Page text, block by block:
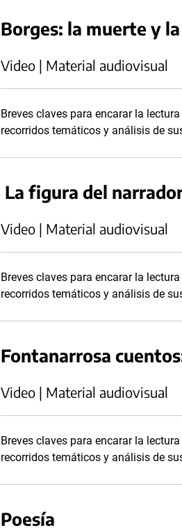
Borges: la muerte y
Video | Material audiovisual
Breves claves para encarar la
recorridos temáticos y análisis de
La figura del
Video | Material audiovisual
Breves claves para encarar la
recorridos temáticos y análisis de
Fontanarrosa
Video | Material audiovisual
Breves claves para encarar la
recorridos temáticos y análisis de
Poesía